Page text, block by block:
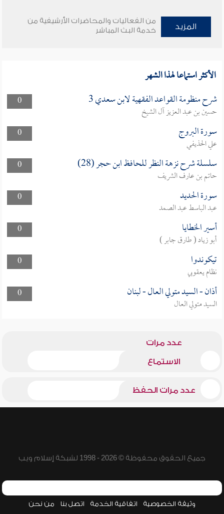
المزيد
من الفعاليات والمحاضرات الأرشيفية من
خدمة البث المباشر
الأكثر استماعا لهذا الشهر
0 شرح منظومة القواعد الفقهية لابن سعدي 3
حسين بن عبد العزيز آل الشيخ
0
سورة البروج
علي الحذيفي
0
سلسلة شرح نزهة النظر للحافظ ابن حجر (28)
حاتم بن عارف الشريف
0
سورة الحديد
عبد الباسط عبد الصمد
0
أسير الخطايا
أبو زياد ( طارق جابر )
0
تيكوندوا
نظام يعقوبي
0
أذان - السيد متولي العال - لبنان
السيد متولي العال
عدد مرات
الاستماع
عدد مرات الحفظ
جميع الحقوق محفوظة © 2026 - 1998 لشبكة إسلام ويب
وثيقة الخصوصية اتفاقية الخدمة اتصل بنا من نحن